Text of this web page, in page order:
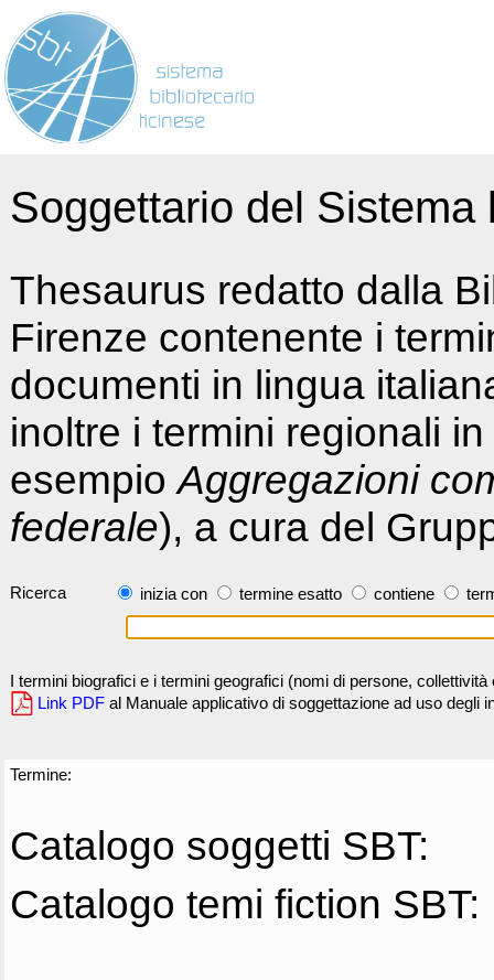
Soggettario del
Thesaurus redatto dalla
Firenze contenente i
documenti in lingua
inoltre i termini regionali
esempioAggregazioni
federale), a cura del
Ricerca inizia con termine esatto contiene
I termini biografici e i termini geografici (nomi di persone,
Link PDF al Manuale applicativo di soggettazione ad uso degli
Termine:
Catalogo soggetti SBT:
Catalogo temi fiction SBT: